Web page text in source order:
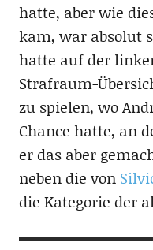
hatte, aber wie
kam, war absolut
hatte auf der
Strafraum-
zu spielen, wo
Chance hatte, an
er das aber
neben die von
die Kategorie der